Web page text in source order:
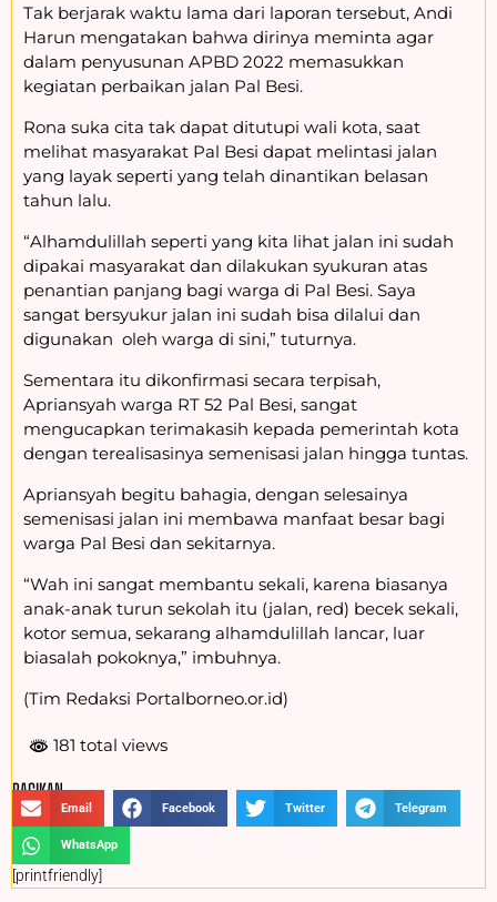
Tak berjarak waktu lama dari laporan tersebut, Andi
Harun mengatakan bahwa dirinya meminta agar
dalam penyusunan APBD 2022 memasukkan
kegiatan perbaikan jalan Pal Besi.
Rona suka cita tak dapat ditutupi wali kota, saat
melihat masyarakat Pal Besi dapat melintasi jalan
yang layak seperti yang telah dinantikan belasan
tahun lalu.
“Alhamdulillah seperti yang kita lihat jalan ini sudah
dipakai masyarakat dan dilakukan syukuran atas
penantian panjang bagi warga di Pal Besi. Saya
sangat bersyukur jalan ini sudah bisa dilalui dan
digunakan oleh warga di sini,” tuturnya.
Sementara itu dikonfirmasi secara terpisah,
Apriansyah warga RT 52 Pal Besi, sangat
mengucapkan terimakasih kepada pemerintah kota
dengan terealisasinya semenisasi jalan hingga tuntas.
Apriansyah begitu bahagia, dengan selesainya
semenisasi jalan ini membawa manfaat besar bagi
warga Pal Besi dan sekitarnya.
“Wah ini sangat membantu sekali, karena biasanya
anak-anak turun sekolah itu (jalan, red) becek sekali,
kotor semua, sekarang alhamdulillah lancar, luar
biasalah pokoknya,” imbuhnya.
(Tim Redaksi Portalborneo.or.id)
181 total views
BAGIKAN :
Email Facebook Twitter Telegram
WhatsApp
[printfriendly]